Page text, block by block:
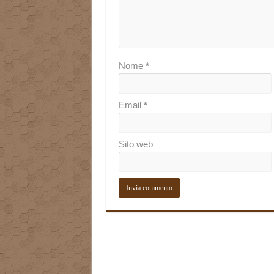
Nome *
Email *
Sito web